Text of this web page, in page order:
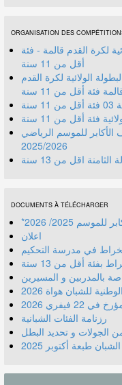
ORGANISATION DES
- البطولة الولائية لكرة القدم قالمة - فئة
أقل من 11 سنة
من منافسات البطولة الولائية لكرة القدم
فئة أقل من 11 سنة
فئة أقل من 11 سنة
- صنف الأكابر للموسم الرياضي
2025/2026
الثامنة اقل من 13 سنة
DOCUMENTS À TÉLÉCHARGER
2025/ 2026
اعلان
في مدرسة التحكيم
أقل من 13 سنة
بالمدربين و المسيرين
رزنامة الفئات الشبانية
الجولات و تحديد البطل
طبعة أكتوبر 2025